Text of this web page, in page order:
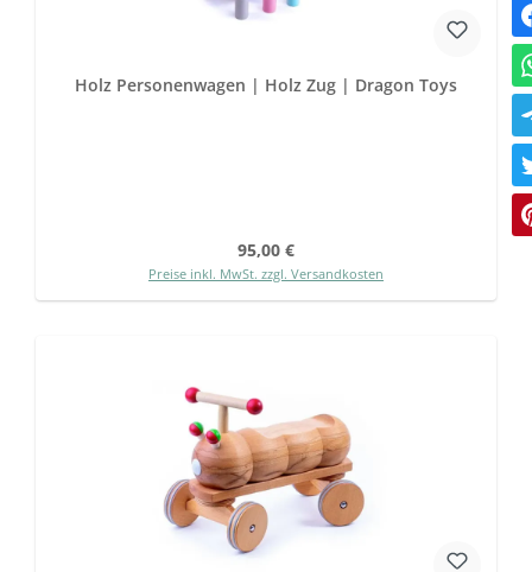
Holz Personenwagen | Holz Zug | Dragon Toys
Regulärer Preis:
95,00 €
Preise inkl. MwSt. zzgl. Versandkosten